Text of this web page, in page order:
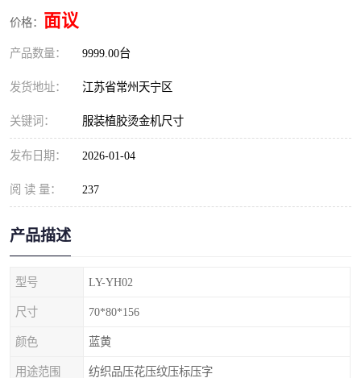
价格： 面议
产品数量： 9999.00台
发货地址： 江苏省常州天宁区
关键词： 服装植胶烫金机尺寸
发布日期： 2026-01-04
阅 读 量： 237
产品描述
型号 LY-YH02
尺寸 70*80*156
颜色 蓝黄
用途范围 纺织品压花压纹压标压字